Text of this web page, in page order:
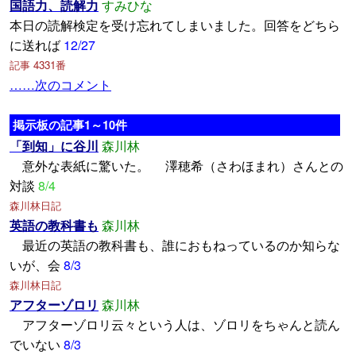
国語力、読解力 すみひな
本日の読解検定を受け忘れてしまいました。回答をどちら
に送れば 12/27
記事 4331番
……次のコメント
掲示板の記事1～10件
「到知」に谷川 森川林
意外な表紙に驚いた。 澤穂希（さわほまれ）さんとの
対談 8/4
森川林日記
英語の教科書も 森川林
最近の英語の教科書も、誰におもねっているのか知らな
いが、会 8/3
森川林日記
アフターゾロリ 森川林
アフターゾロリ云々という人は、ゾロリをちゃんと読ん
でいない 8/3